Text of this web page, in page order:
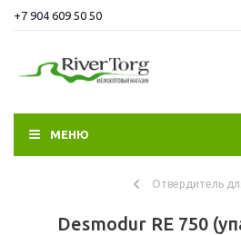
+7 904 609 50 50
МЕНЮ
Отвердитель
Desmodur RE 750